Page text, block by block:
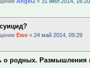
Ewe « 24 май 2014, 09:29
о родных. Размышления